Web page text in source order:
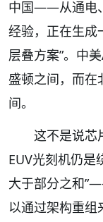
中国——从通电
经验，正在生成
层叠方案”。中
盛顿之间，而在
间。
这不是说芯
EUV光刻机仍是
大于部分之和
以通过架构重